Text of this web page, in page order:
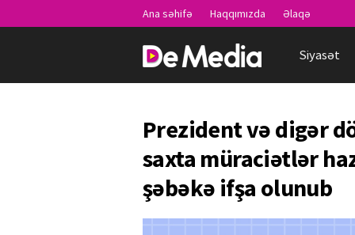
Ana səhifə Haqqımızda Əlaqə
Siyasət
Prezident və digər
saxta müraciətlər
şəbəkə ifşa olunub